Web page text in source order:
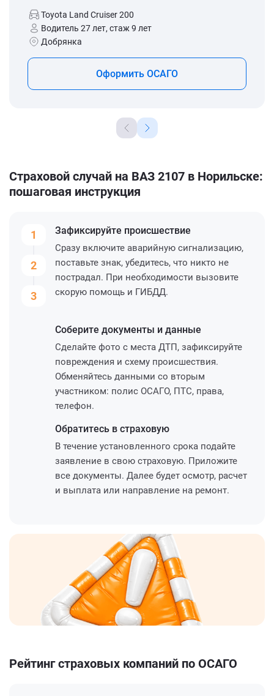
Toyota Land Cruiser 200
Водитель 27 лет, стаж 9 лет
Добрянка
Оформить ОСАГО
Страховой случай на ВАЗ 2107 в Норильске:
пошаговая инструкция
1
2
3
Зафиксируйте происшествие
Сразу включите аварийную сигнализацию,
поставьте знак, убедитесь, что никто не
пострадал. При необходимости вызовите
скорую помощь и ГИБДД.
Соберите документы и данные
Сделайте фото с места ДТП, зафиксируйте
повреждения и схему происшествия.
Обменяйтесь данными со вторым
участником: полис ОСАГО, ПТС, права,
телефон.
Обратитесь в страховую
В течение установленного срока подайте
заявление в свою страховую. Приложите
все документы. Далее будет осмотр, расчет
и выплата или направление на ремонт.
Рейтинг страховых компаний по ОСАГО